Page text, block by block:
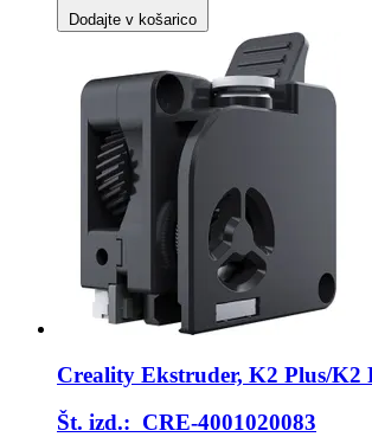
Dodajte v košarico
Creality Ekstruder, K2 Plus/K2
Št. izd.: CRE-4001020083